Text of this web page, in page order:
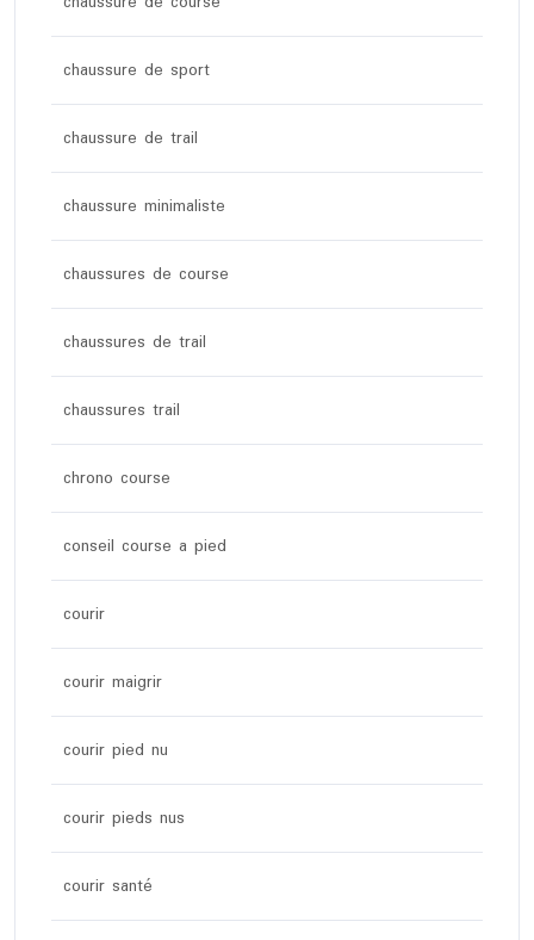
chaussure de sport
chaussure de trail
chaussure minimaliste
chaussures de course
chaussures de trail
chaussures trail
chrono course
conseil course a pied
courir
courir maigrir
courir pied nu
courir pieds nus
courir santé